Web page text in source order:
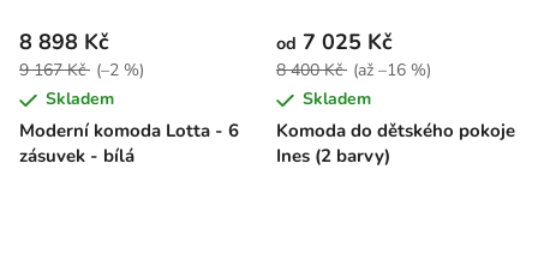
Moderní komoda Lotta - 6
zásuvek - bílá
8 898 Kč
9 167 Kč (–2 %)
Skladem
Komoda do dětského pokoje
Ines (2 barvy)
od 7 025 Kč
8 400 Kč (až –16 %)
Skladem